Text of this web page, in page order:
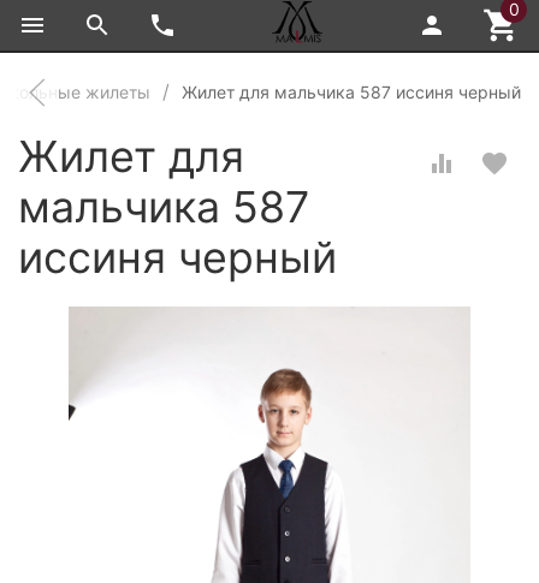
0
жилеты Жилет для мальчика 587 иссиня черный
Жилет для
мальчика 587
иссиня черный